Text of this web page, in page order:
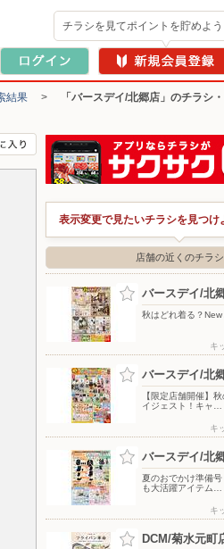
チラシを見てポイントを貯めよう
結果 >
「バースデイ/北郷店」のチラシ・
表示変更で見たいチラシを見つけ
店舗の近くのチラシ
バースデイ/北
秋はどれ着る？
キ
バースデイ/北
【限定店舗開催】
イジェスト！キャ…
キ
バースデイ/北
夏のおでかけ準備
も大活躍アイテム…
キ
DCM/菊水元町